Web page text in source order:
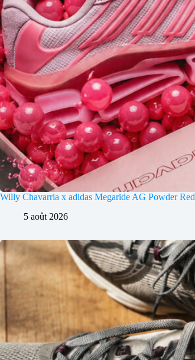
Willy Chavarria x adidas Megaride AG Powder Red
5 août 2026